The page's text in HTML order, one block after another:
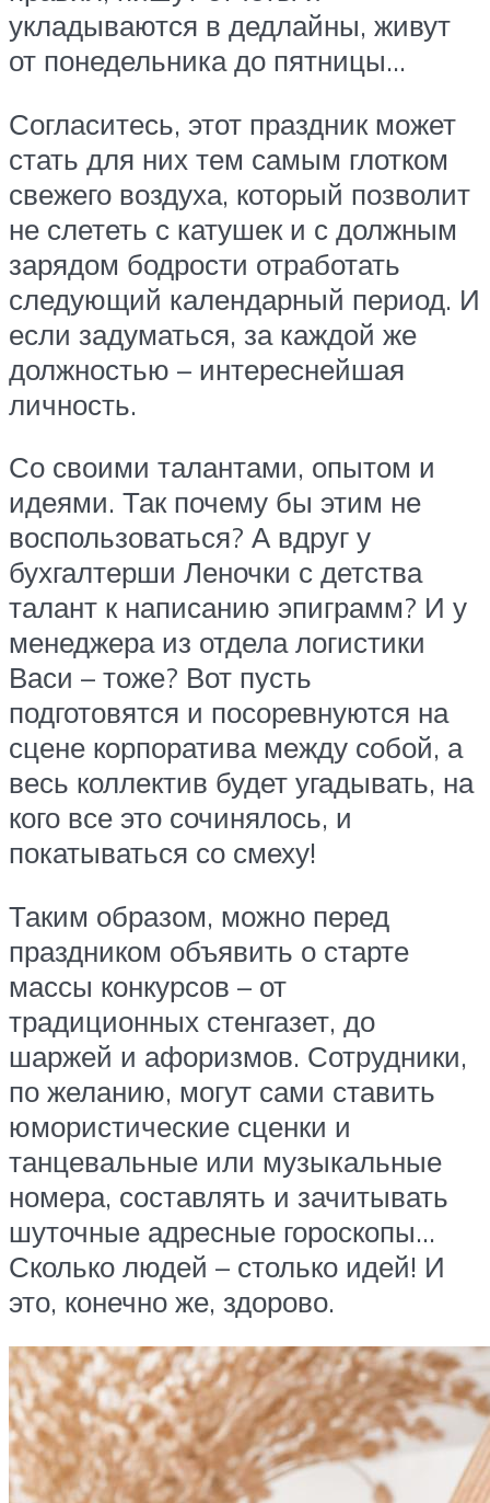
укладываются в дедлайны, живут
от понедельника до пятницы…
Согласитесь, этот праздник может
стать для них тем самым глотком
свежего воздуха, который позволит
не слететь с катушек и с должным
зарядом бодрости отработать
следующий календарный период. И
если задуматься, за каждой же
должностью – интереснейшая
личность.
Со своими талантами, опытом и
идеями. Так почему бы этим не
воспользоваться? А вдруг у
бухгалтерши Леночки с детства
талант к написанию эпиграмм? И у
менеджера из отдела логистики
Васи – тоже? Вот пусть
подготовятся и посоревнуются на
сцене корпоратива между собой, а
весь коллектив будет угадывать, на
кого все это сочинялось, и
покатываться со смеху!
Таким образом, можно перед
праздником объявить о старте
массы конкурсов – от
традиционных стенгазет, до
шаржей и афоризмов. Сотрудники,
по желанию, могут сами ставить
юмористические сценки и
танцевальные или музыкальные
номера, составлять и зачитывать
шуточные адресные гороскопы…
Сколько людей – столько идей! И
это, конечно же, здорово.